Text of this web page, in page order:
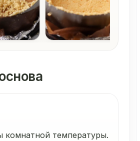
комнатной температуры.